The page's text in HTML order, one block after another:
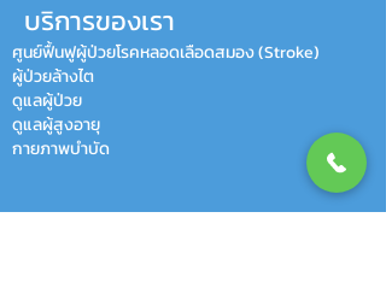
บริการของเรา
ศูนย์ฟื้นฟูผู้ป่วยโรคหลอดเลือดสมอง (Stroke)
ผู้ป่วยล้างไต
ดูแลผู้ป่วย
ดูแลผู้สูงอายุ
กายภาพบำบัด